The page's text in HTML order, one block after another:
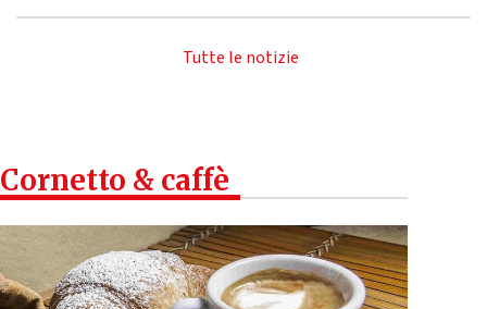
Tutte le notizie
Cornetto & caffè